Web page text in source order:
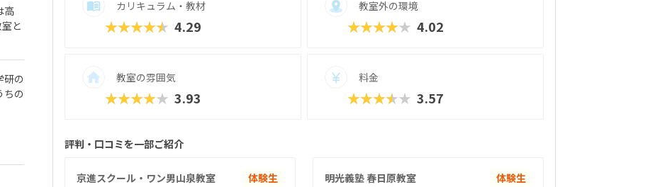
高
と
研の
ちの
カリキュラム・教材
★★★★★ 4.29
教室外の環境
★★★★★ 4.02
教室の雰囲気
★★★★★ 3.93
料金
★★★★★ 3.57
評判・口コミを一部ご紹介
京進スクール・ワン男山泉教室 体験生 明光義塾 春日原教室 体験生